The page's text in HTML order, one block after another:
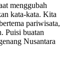
menggubah
kata-kata. Kita
pariwisata,
Puisi buatan
Nusantara